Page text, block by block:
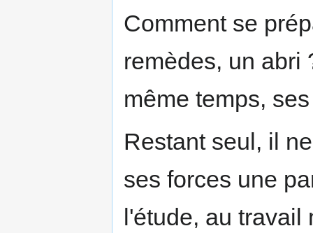
Comment se
remèdes, un abri
même temps,
Restant seul, il
ses forces une
l'étude, au travail